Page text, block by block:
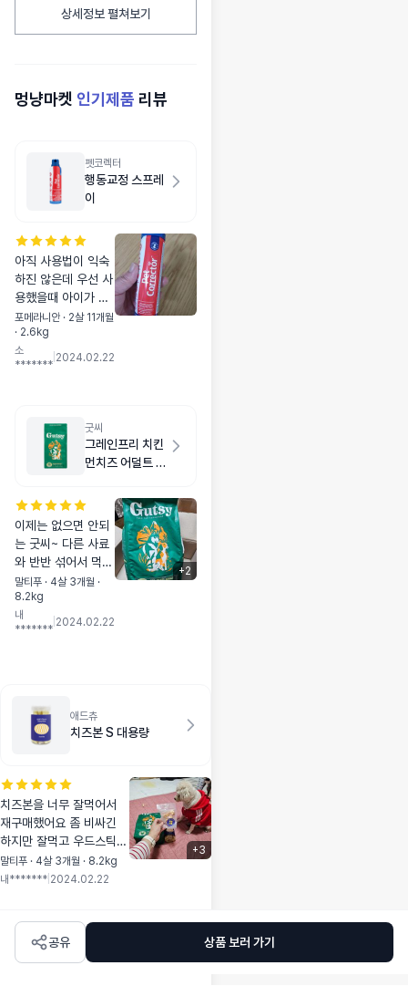
상세정보 펼쳐보기
멍냥마켓 인기제품 리뷰
펫코렉터
행동교정 스프레
이
아직 사용법이 익숙
하진 않은데 우선 사
용했을때 아이가 쳐
다는 보네요. 잘 사
용해서 행동교정 해
보려고요 ㅎ
포메라니안 · 2살 11개월
· 2.6kg
소
*******
2024.02.22
굿씨
그레인프리 치킨
먼치즈 어덜트 스
이제는 없으면 안되
는 굿씨~ 다른 사료
와 반반 섞어서 먹이
고 가끔 간식삼아 먹
이기도 합니다 굿씨
를 너무 좋아하는 튼
성분도 많아 울 튼실
이 에게도 좋을 굿씨
~ 늘 함께합니다
말티푸 · 4살 3개월 ·
8.2kg
내
*******
2024.02.22
+2
애드츄
치즈본 S 대용량
치즈본을 너무 잘먹어서
재구매했어요 좀 비싸긴
하지만 잘먹고 우드스틱
물어 뜯는것 보다 나은거
같아요 먹고 작은건 바게
잘먹내요~~
말티푸 · 4살 3개월 · 8.2kg
내******* 2024.02.22
+3
공유 상품 보러 가기